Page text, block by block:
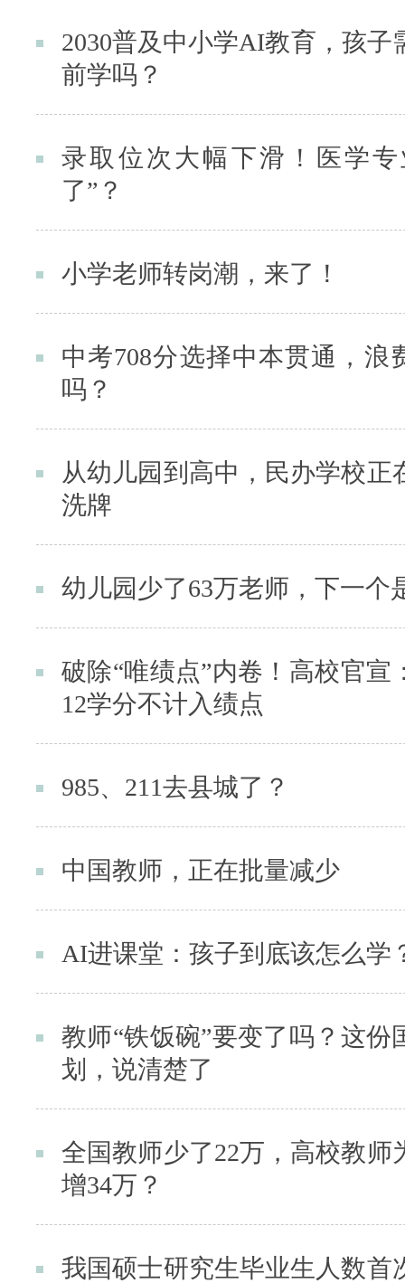
2030普及中小学AI教育，孩子
前学吗？
录取位次大幅下滑！医学专
了”？
小学老师转岗潮，来了！
中考708分选择中本贯通，浪
吗？
从幼儿园到高中，民办学校正
洗牌
幼儿园少了63万老师，下一个
破除“唯绩点”内卷！高校官宣
12学分不计入绩点
985、211去县城了？
中国教师，正在批量减少
AI进课堂：孩子到底该怎么学
教师“铁饭碗”要变了吗？这份
划，说清楚了
全国教师少了22万，高校教师
增34万？
我国硕士研究生毕业生人数首